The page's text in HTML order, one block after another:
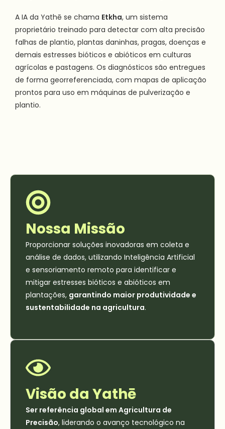
A IA da Yathē se chama Etkha, um sistema
proprietário treinado para detectar com alta precisão
falhas de plantio, plantas daninhas, pragas, doenças e
demais estresses bióticos e abióticos em culturas
agrícolas e pastagens. Os diagnósticos são entregues
de forma georreferenciada, com mapas de aplicação
prontos para uso em máquinas de pulverização e
plantio.
Nossa Missão
Proporcionar soluções inovadoras em coleta e
análise de dados, utilizando Inteligência Artificial
e sensoriamento remoto para identificar e
mitigar estresses bióticos e abióticos em
plantações, garantindo maior produtividade e
sustentabilidade na agricultura.
Visão da Yathē
Ser referência global em Agricultura de
Precisão, liderando o avanço tecnológico na